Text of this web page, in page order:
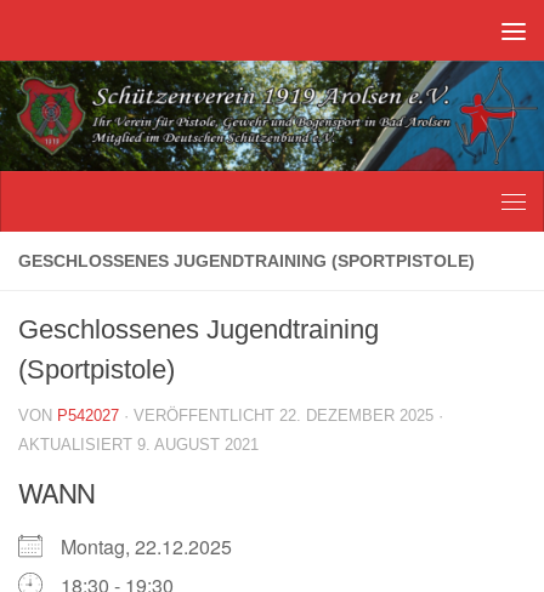
GESCHLOSSENES JUGENDTRAINING (SPORTPISTOLE)
Geschlossenes Jugendtraining
(Sportpistole)
VON P542027 · VERÖFFENTLICHT 22. DEZEMBER 2025 ·
AKTUALISIERT 9. AUGUST 2021
WANN
Montag, 22.12.2025
18:30 - 19:30